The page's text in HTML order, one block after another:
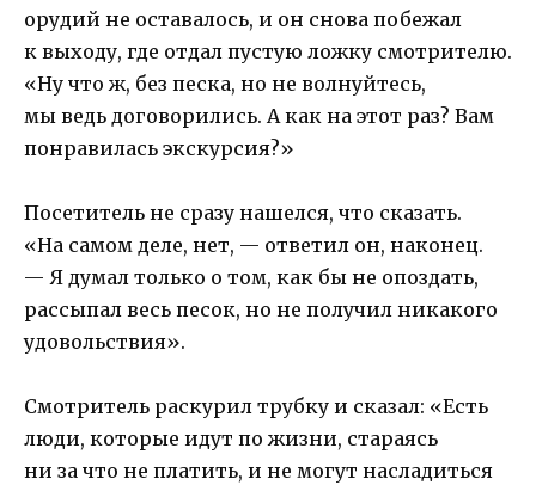
орудий не оставалось, и он снова побежал
к выходу, где отдал пустую ложку смотрителю.
«Ну что ж, без песка, но не волнуйтесь,
мы ведь договорились. А как на этот раз? Вам
понравилась экскурсия?»
Посетитель не сразу нашелся, что сказать.
«На самом деле, нет, — ответил он, наконец.
— Я думал только о том, как бы не опоздать,
рассыпал весь песок, но не получил никакого
удовольствия».
Смотритель раскурил трубку и сказал: «Есть
люди, которые идут по жизни, стараясь
ни за что не платить, и не могут насладиться